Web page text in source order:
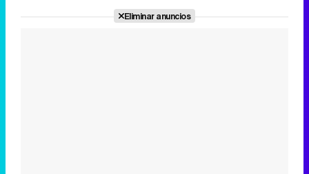
Eliminar anuncios